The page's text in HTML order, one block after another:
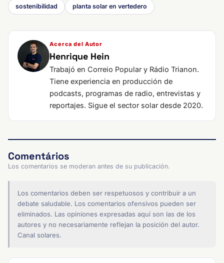
sostenibilidad planta solar en vertedero
Acerca del Autor
Henrique Hein
Trabajó en Correio Popular y Rádio Trianon.
Tiene experiencia en producción de
podcasts, programas de radio, entrevistas y
reportajes. Sigue el sector solar desde 2020.
Comentários
Los comentarios se moderan antes de su publicación.
Los comentarios deben ser respetuosos y contribuir a un
debate saludable. Los comentarios ofensivos pueden ser
eliminados. Las opiniones expresadas aquí son las de los
autores y no necesariamente reflejan la posición del autor.
Canal solares.